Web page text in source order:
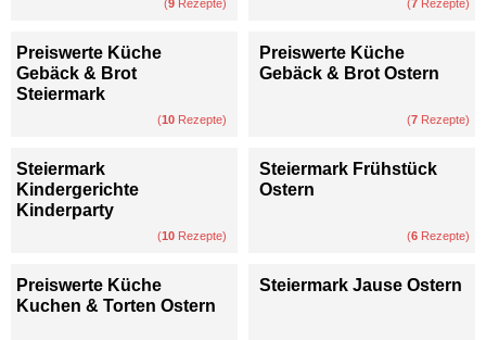
(9 Rezepte) (7 Rezepte)
Preiswerte Küche
Gebäck & Brot
Steiermark
(10 Rezepte)
Preiswerte Küche
Gebäck & Brot Ostern
(7 Rezepte)
Steiermark
Kindergerichte
Kinderparty
(10 Rezepte)
Steiermark Frühstück
Ostern
(6 Rezepte)
Preiswerte Küche
Kuchen & Torten Ostern
Steiermark Jause Ostern